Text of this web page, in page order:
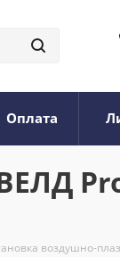
Оплата
воздушно-